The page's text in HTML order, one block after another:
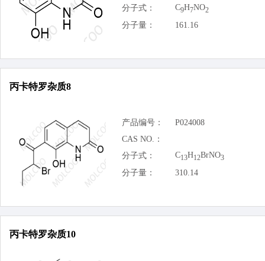
分子式：
C9H7NO2
分子量： 161.16
丙卡特罗杂质8
产品编号：
P024008
CAS NO.：
分子式：
C13H12BrNO3
分子量： 310.14
丙卡特罗杂质10